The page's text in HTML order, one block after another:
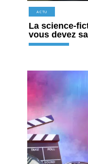
ACTU
La science-
vous devez